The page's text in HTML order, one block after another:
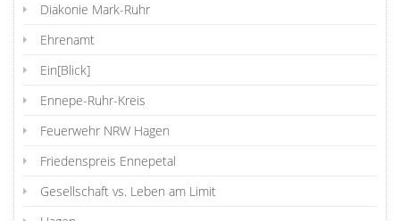
Diakonie Mark-Ruhr
Ehrenamt
Ein[Blick]
Ennepe-Ruhr-Kreis
Feuerwehr NRW Hagen
Friedenspreis Ennepetal
Gesellschaft vs. Leben am Limit